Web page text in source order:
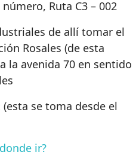
Ruta C3 – 002
de allí tomar el
Rosales (de esta
la avenida 70 en sentido
(esta se toma desde el
ir?